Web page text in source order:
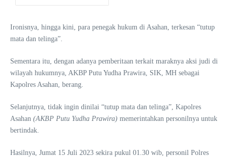
Ironisnya, hingga kini, para penegak hukum di Asahan, terkesan “tutup
mata dan telinga”.
Sementara itu, dengan adanya pemberitaan terkait maraknya aksi judi di
wilayah hukumnya, AKBP Putu Yudha Prawira, SIK, MH sebagai
Kapolres Asahan, berang.
Selanjutnya, tidak ingin dinilai “tutup mata dan telinga”, Kapolres
Asahan (AKBP Putu Yudha Prawira) memerintahkan personilnya untuk
bertindak.
Hasilnya, Jumat 15 Juli 2023 sekira pukul 01.30 wib, personil Polres